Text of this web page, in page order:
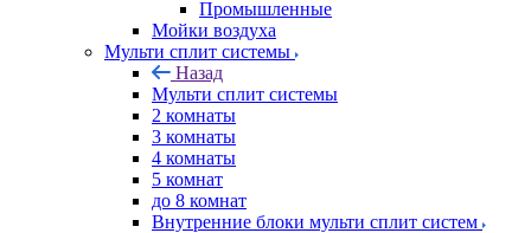
Промышленные
Мойки воздуха
Мульти сплит системы
Назад
Мульти сплит системы
2 комнаты
3 комнаты
4 комнаты
5 комнат
до 8 комнат
Внутренние блоки мульти сплит систем